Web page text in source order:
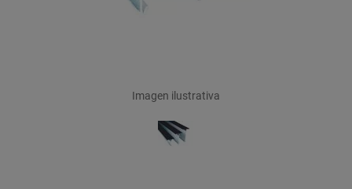
Imagen ilustrativa